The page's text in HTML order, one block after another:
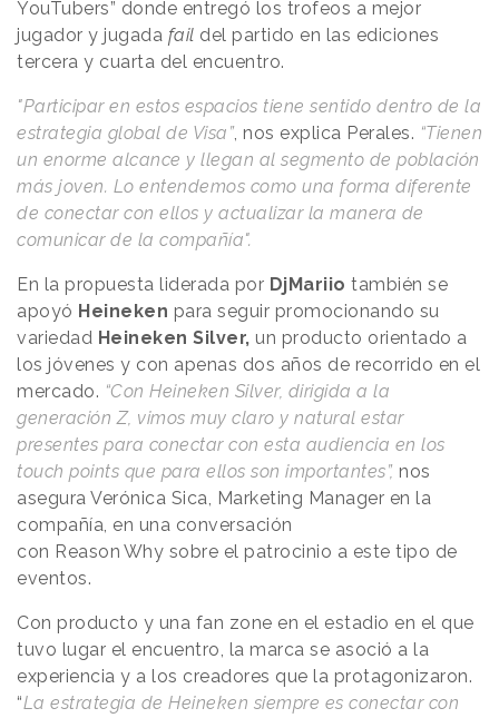
YouTubers” donde entregó los trofeos a mejor
jugador y jugada fail del partido en las ediciones
tercera y cuarta del encuentro.
"Participar en estos espacios tiene sentido dentro de la
estrategia global de Visa”, nos explica Perales. “Tienen
un enorme alcance y llegan al segmento de población
más joven. Lo entendemos como una forma diferente
de conectar con ellos y actualizar la manera de
comunicar de la compañía".
En la propuesta liderada por DjMariio también se
apoyó Heineken para seguir promocionando su
variedad Heineken Silver, un producto orientado a
los jóvenes y con apenas dos años de recorrido en el
mercado. “Con Heineken Silver, dirigida a la
generación Z, vimos muy claro y natural estar
presentes para conectar con esta audiencia en los
touch points que para ellos son importantes”, nos
asegura Verónica Sica, Marketing Manager en la
compañía, en una conversación
con Reason Why sobre el patrocinio a este tipo de
eventos.
Con producto y una fan zone en el estadio en el que
tuvo lugar el encuentro, la marca se asoció a la
experiencia y a los creadores que la protagonizaron.
“La estrategia de Heineken siempre es conectar con